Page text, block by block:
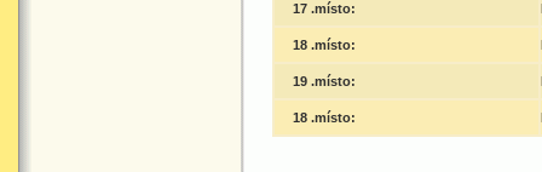
17 .místo:
18 .místo:
19 .místo:
18 .místo: